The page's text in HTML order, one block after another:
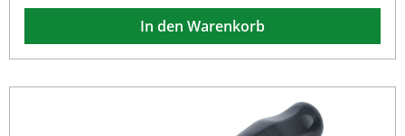
Fahrzeugverkleidungen und Abdeckungen erheblich –
ideal für Werkstätten, Karosseriebau und den
ambitionierten Hobbyschrauber. Langlebige Ausführung
aus hochwertigem Werkzeugstahl Ergonomisch
Hebelwirkung für müheloses Clip-Lösen Präzisions-
Innenraum- und Karosseriearbeiten Lieferumfang: 1 ×
In den Warenkorb